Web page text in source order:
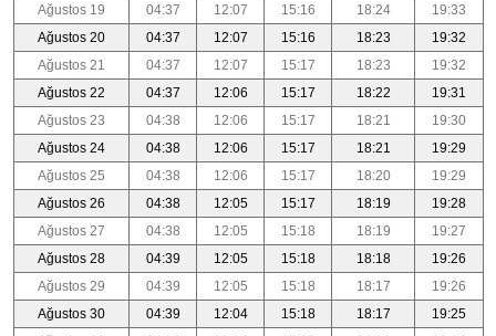
Ağustos 19
04:37 12:07 15:16 18:24
19:33
Ağustos 20
04:37 12:07 15:16 18:23
19:32
Ağustos 21
04:37 12:07 15:17 18:23
19:32
Ağustos 22
04:37 12:06 15:17 18:22
19:31
Ağustos 23
04:38 12:06 15:17 18:21
19:30
Ağustos 24
04:38 12:06 15:17 18:21
19:29
Ağustos 25
04:38 12:06 15:17 18:20
19:29
Ağustos 26
04:38 12:05 15:17 18:19
19:28
Ağustos 27
04:38 12:05 15:18 18:19
19:27
Ağustos 28
04:39 12:05 15:18 18:18
19:26
Ağustos 29
04:39 12:05 15:18 18:17
19:26
Ağustos 30
04:39 12:04 15:18 18:17
19:25